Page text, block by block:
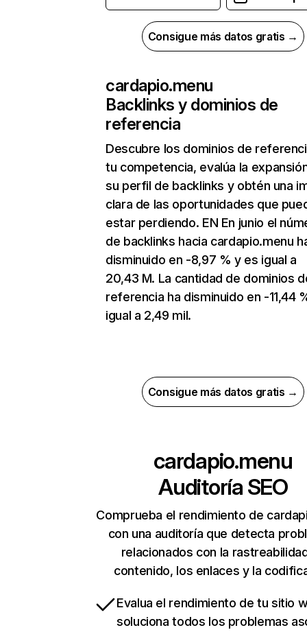
Consigue más datos gratis →
cardapio.menu
Backlinks y dominios de
referencia
Descubre los dominios de
tu competencia, evalúa la
su perfil de backlinks y obtén una
clara de las oportunidades que
estar perdiendo. EN En junio el
de backlinks hacia cardapio.menu
disminuido en -8,97 % y es igual a
20,43 M. La cantidad de dominios
referencia ha disminuido en -11,44
igual a 2,49 mil.
Consigue más datos gratis →
cardapio.menu
Auditoría SEO
Comprueba el rendimiento de
con una auditoría que detecta
relacionados con la
contenido, los enlaces y la
Evalua el rendimiento de tu sitio
soluciona todos los problemas